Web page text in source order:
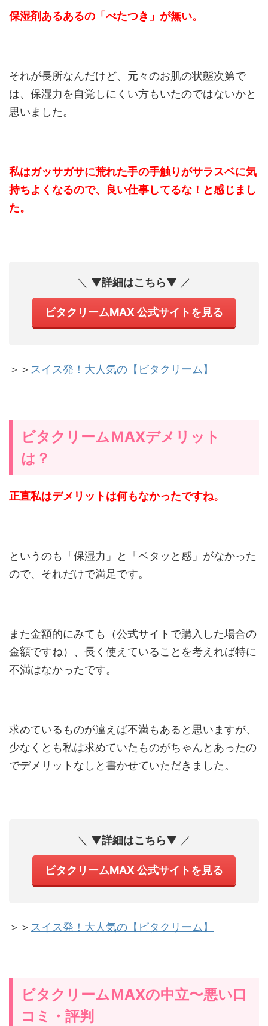
保湿剤あるあるの「べたつき」が無い。
それが長所なんだけど、元々のお肌の状態次第で
は、保湿力を自覚しにくい方もいたのではないかと
思いました。
私はガッサガサに荒れた手の手触りがサラスベに気
持ちよくなるので、良い仕事してるな！と感じまし
た。
＼ ▼詳細はこちら▼ ／
ビタクリームMAX 公式サイトを見る
＞＞ スイス発！大人気の【ビタクリーム】
ビタクリームＭAXデメリット
は？
正直私はデメリットは何もなかったですね。
というのも「保湿力」と「ベタッと感」がなかった
ので、それだけで満足です。
また金額的にみても（公式サイトで購入した場合の
金額ですね）、長く使えていることを考えれば特に
不満はなかったです。
求めているものが違えば不満もあると思いますが、
少なくとも私は求めていたものがちゃんとあったの
でデメリットなしと書かせていただきました。
＼ ▼詳細はこちら▼ ／
ビタクリームMAX 公式サイトを見る
＞＞ スイス発！大人気の【ビタクリーム】
ビタクリームＭAXの中立〜悪い口
コミ・評判